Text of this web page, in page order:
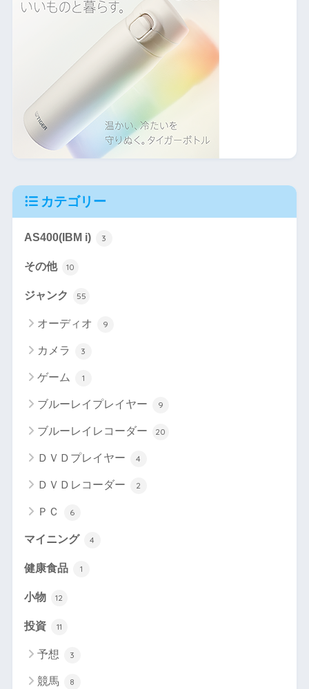
カテゴリー
AS400(IBM i) 3
その他 10
ジャンク 55
オーディオ 9
カメラ 3
ゲーム 1
ブルーレイプレイヤー 9
ブルーレイレコーダー 20
ＤＶＤプレイヤー 4
ＤＶＤレコーダー 2
ＰＣ 6
マイニング 4
健康食品 1
小物 12
投資 11
予想 3
競馬 8